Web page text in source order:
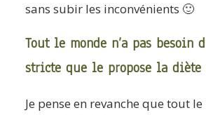
sans subir les inconvénients 🙂
Tout le monde n’a pas besoin
stricte que le propose la diète
Je pense en revanche que tout